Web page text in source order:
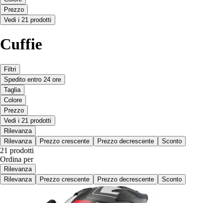
Prezzo
Vedi i 21 prodotti
Cuffie
Filtri
Spedito entro 24 ore
Taglia
Colore
Prezzo
Vedi i 21 prodotti
Rilevanza
Rilevanza
Prezzo crescente Prezzo decrescente Sconto
21 prodotti
Ordina per
Rilevanza
Rilevanza
Prezzo crescente Prezzo decrescente Sconto